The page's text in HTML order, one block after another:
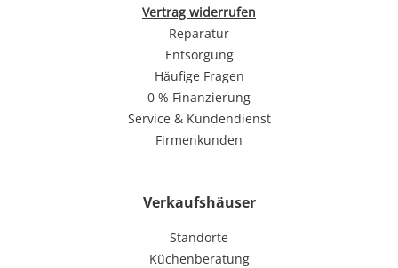
Vertrag widerrufen
Reparatur
Entsorgung
Häufige Fragen
0 % Finanzierung
Service & Kundendienst
Firmenkunden
Verkaufshäuser
Standorte
Küchenberatung